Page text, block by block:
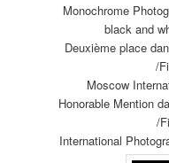
Monochrome
black and
Deuxième place
/
Moscow
Honorable Mention
/
International